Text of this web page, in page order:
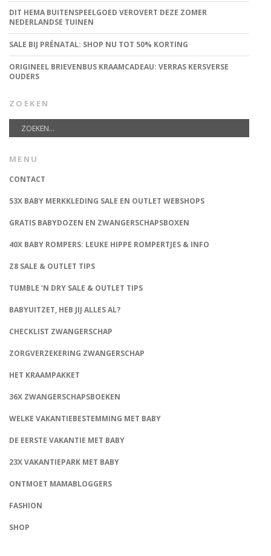
DIT HEMA BUITENSPEELGOED VEROVERT DEZE ZOMER
NEDERLANDSE TUINEN
SALE BIJ PRÉNATAL: SHOP NU TOT 50% KORTING
ORIGINEEL BRIEVENBUS KRAAMCADEAU: VERRAS KERSVERSE
OUDERS
ZOEKEN
MENU
CONTACT
53X BABY MERKKLEDING SALE EN OUTLET WEBSHOPS
GRATIS BABYDOZEN EN ZWANGERSCHAPSBOXEN
40X BABY ROMPERS: LEUKE HIPPE ROMPERTJES & INFO
Z8 SALE & OUTLET TIPS
TUMBLE ‘N DRY SALE & OUTLET TIPS
BABYUITZET, HEB JIJ ALLES AL?
CHECKLIST ZWANGERSCHAP
ZORGVERZEKERING ZWANGERSCHAP
HET KRAAMPAKKET
36X ZWANGERSCHAPSBOEKEN
WELKE VAKANTIEBESTEMMING MET BABY
DE EERSTE VAKANTIE MET BABY
23X VAKANTIEPARK MET BABY
ONTMOET MAMABLOGGERS
FASHION
SHOP